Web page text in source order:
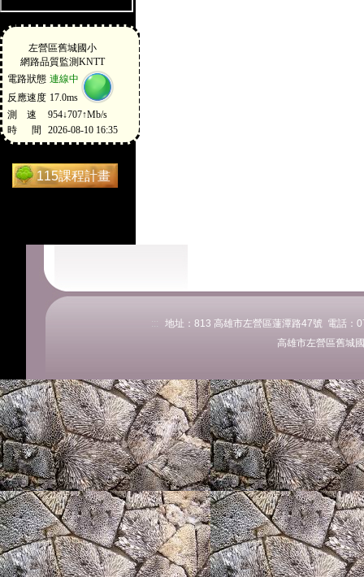
115課程計畫
:::
地址：813 高雄市左營區蓮潭路47號 電話
高雄市左營區舊城